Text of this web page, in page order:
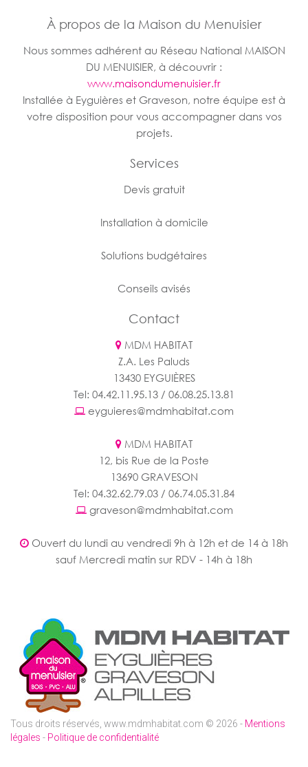
À propos de la Maison du Menuisier
Nous sommes adhérent au Réseau National MAISON
DU MENUISIER, à découvrir :
www.maisondumenuisier.fr
Installée à Eyguières et Graveson, notre équipe est à
votre disposition pour vous accompagner dans vos
projets.
Services
Devis gratuit
Installation à domicile
Solutions budgétaires
Conseils avisés
Contact
MDM HABITAT
Z.A. Les Paluds
13430 EYGUIÈRES
Tel: 04.42.11.95.13 / 06.08.25.13.81
eyguieres@mdmhabitat.com
MDM HABITAT
12, bis Rue de la Poste
13690 GRAVESON
Tel: 04.32.62.79.03 / 06.74.05.31.84
graveson@mdmhabitat.com
Ouvert du lundi au vendredi 9h à 12h et de 14 à 18h
sauf Mercredi matin sur RDV - 14h à 18h
Tous droits réservés, www.mdmhabitat.com © 2026 - Mentions
légales - Politique de confidentialité